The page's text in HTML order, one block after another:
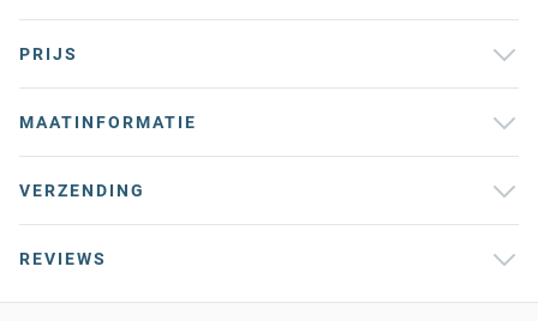
PRIJS
MAATINFORMATIE
VERZENDING
REVIEWS